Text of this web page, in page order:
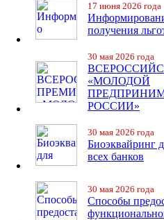
17 июня 2026 года
получения
30 мая 2026 года
«МОЛОДОЙ
РОССИИ»
30 мая 2026 года
Биоэквайринг
всех банков
30 мая 2026 года
Способы